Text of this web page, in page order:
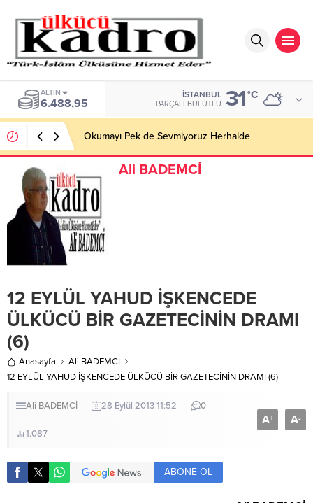
ALTIN
6.488,95
İSTANBUL
PARÇALI BULUTLU 31°C
Okumayı Pek de Sevmiyoruz Herhalde
Ali BADEMCİ
12 EYLÜL YAHUD İŞKENCEDE
ÜLKÜCÜ BİR GAZETECİNİN DRAMI
(6)
Anasayfa
Ali BADEMCİ
12 EYLÜL YAHUD İŞKENCEDE ÜLKÜCÜ BİR GAZETECİNİN DRAMI (6)
Ali BADEMCİ 28 Eylül 2013 11:52 0
1.087
A+ A-
ABONE OL